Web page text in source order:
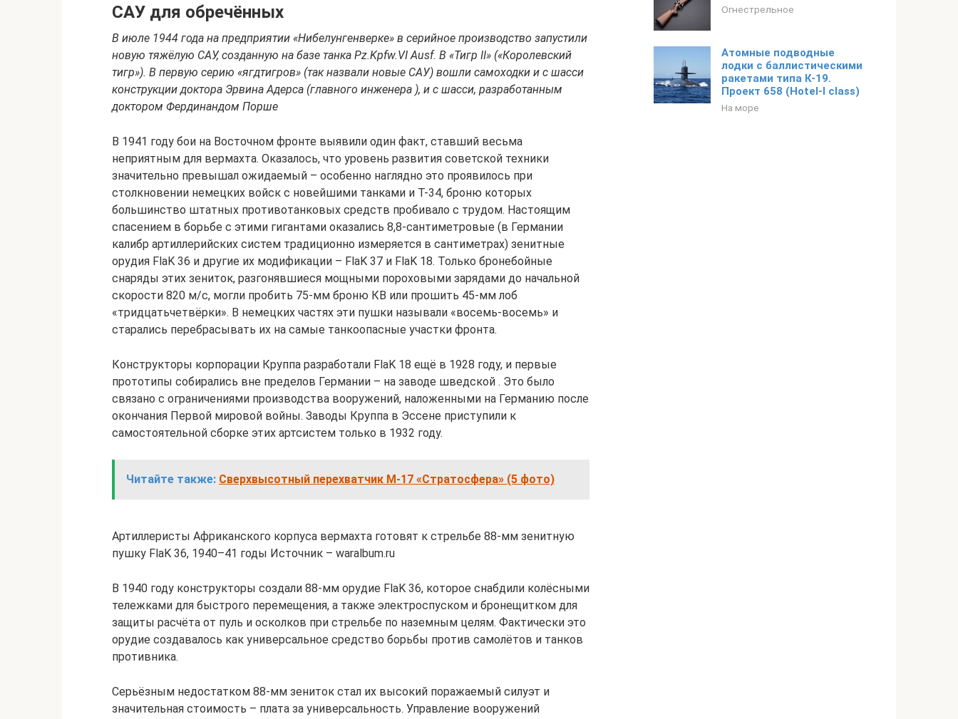
САУ для обречённых
В июле 1944 года на предприятии «Нибелунгенверке» в серийное производство запустили
новую тяжёлую САУ, созданную на базе танка Pz.Kpfw.VI Ausf. B «Тигр II» («Королевский
тигр»). В первую серию «ягдтигров» (так назвали новые САУ) вошли самоходки и с шасси
конструкции доктора Эрвина Адерса (главного инженера ), и с шасси, разработанным
доктором Фердинандом Порше
В 1941 году бои на Восточном фронте выявили один факт, ставший весьма
неприятным для вермахта. Оказалось, что уровень развития советской техники
значительно превышал ожидаемый – особенно наглядно это проявилось при
столкновении немецких войск с новейшими танками и Т-34, броню которых
большинство штатных противотанковых средств пробивало с трудом. Настоящим
спасением в борьбе с этими гигантами оказались 8,8-сантиметровые (в Германии
калибр артиллерийских систем традиционно измеряется в сантиметрах) зенитные
орудия FlaK 36 и другие их модификации – FlaK 37 и FlaK 18. Только бронебойные
снаряды этих зениток, разгонявшиеся мощными пороховыми зарядами до начальной
скорости 820 м/с, могли пробить 75-мм броню КВ или прошить 45-мм лоб
«тридцатьчетвёрки». В немецких частях эти пушки называли «восемь-восемь» и
старались перебрасывать их на самые танкоопасные участки фронта.
Конструкторы корпорации Круппа разработали FlaK 18 ещё в 1928 году, и первые
прототипы собирались вне пределов Германии – на заводе шведской . Это было
связано с ограничениями производства вооружений, наложенными на Германию после
окончания Первой мировой войны. Заводы Круппа в Эссене приступили к
самостоятельной сборке этих артсистем только в 1932 году.
Читайте также: Сверхвысотный перехватчик М-17 «Стратосфера» (5 фото)
Артиллеристы Африканского корпуса вермахта готовят к стрельбе 88-мм зенитную
пушку FlaK 36, 1940–41 годы Источник – waralbum.ru
В 1940 году конструкторы создали 88-мм орудие FlaK 36, которое снабдили колёсными
тележками для быстрого перемещения, а также электроспуском и бронещитком для
защиты расчёта от пуль и осколков при стрельбе по наземным целям. Фактически это
орудие создавалось как универсальное средство борьбы против самолётов и танков
противника.
Серьёзным недостатком 88-мм зениток стал их высокий поражаемый силуэт и
значительная стоимость – плата за универсальность. Управление вооружений
Огнестрельное
Атомные подводные
лодки с баллистическими
ракетами типа К-19.
Проект 658 (Hotel-I class)
На море